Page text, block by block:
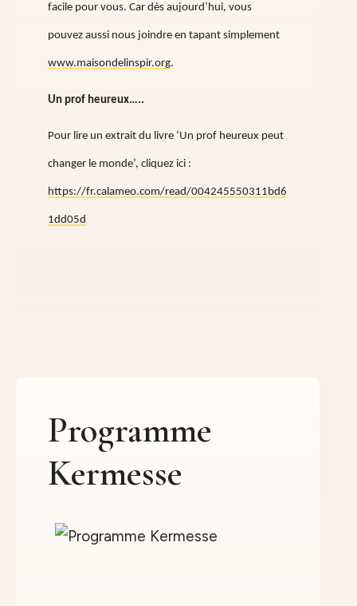
facile pour vous. Car dès aujourd’hui, vous
pouvez aussi nous joindre en tapant simplement
www.maisondelinspir.org.
Un prof heureux…..
Pour lire un extrait du livre ‘Un prof heureux peut
changer le monde’, cliquez ici :
https://fr.calameo.com/read/004245550311bd6
1dd05d
Programme
Kermesse